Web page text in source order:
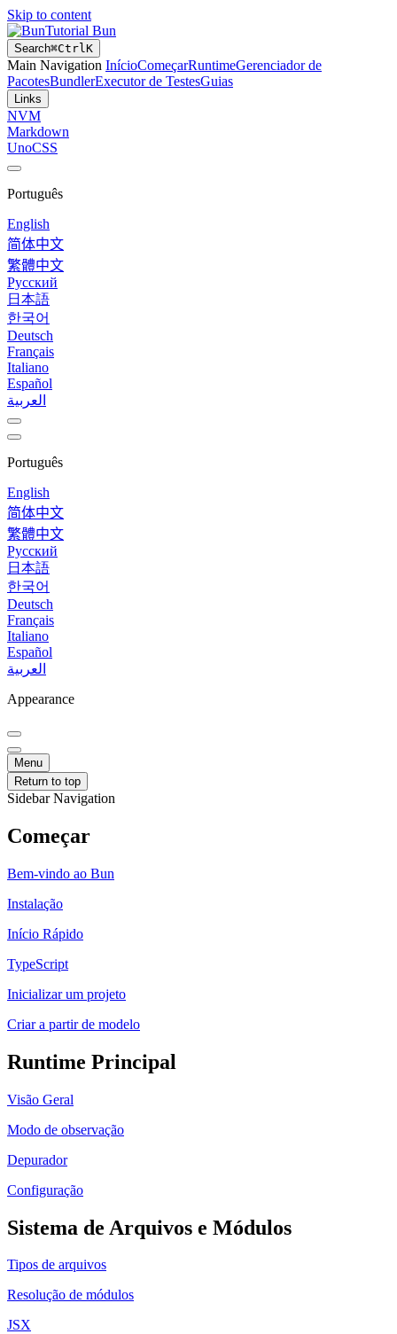
Skip to content
Tutorial Bun
Search⌘CtrlK
Main Navigation InícioComeçarRuntimeGerenciador de
PacotesBundlerExecutor de TestesGuias
Links
NVM
Markdown
UnoCSS
Português
English
简体中文
繁體中文
Русский
日本語
한국어
Deutsch
Français
Italiano
Español
العربية
Português
English
简体中文
繁體中文
Русский
日本語
한국어
Deutsch
Français
Italiano
Español
العربية
Appearance
Menu
Return to top
Sidebar Navigation
Começar
Bem-vindo ao Bun
Instalação
Início Rápido
TypeScript
Inicializar um projeto
Criar a partir de modelo
Runtime Principal
Visão Geral
Modo de observação
Depurador
Configuração
Sistema de Arquivos e Módulos
Tipos de arquivos
Resolução de módulos
JSX